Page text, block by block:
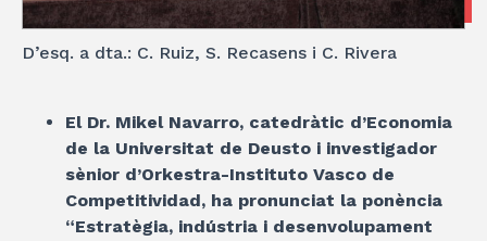
D’esq. a dta.: C. Ruiz, S. Recasens i C. Rivera
El Dr. Mikel Navarro, catedràtic d’Economia
de la Universitat de Deusto i investigador
sènior d’Orkestra-Instituto Vasco de
Competitividad, ha pronunciat la ponència
“Estratègia, indústria i desenvolupament